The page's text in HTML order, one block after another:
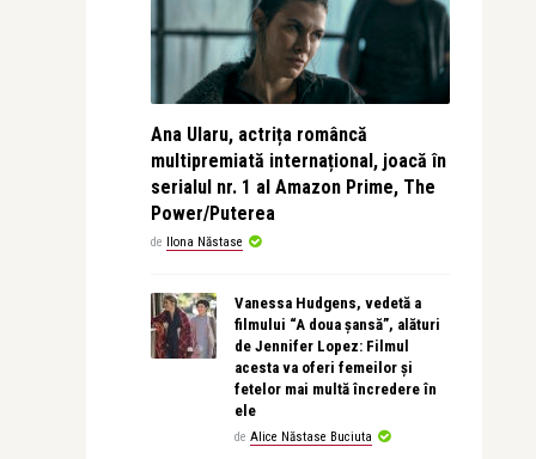
Ana Ularu, actrița româncă
multipremiată internațional, joacă în
serialul nr. 1 al Amazon Prime, The
Power/Puterea
de Ilona Năstase
Vanessa Hudgens, vedetă a
filmului “A doua șansă”, alături
de Jennifer Lopez: Filmul
acesta va oferi femeilor și
fetelor mai multă încredere în
ele
de Alice Năstase Buciuta